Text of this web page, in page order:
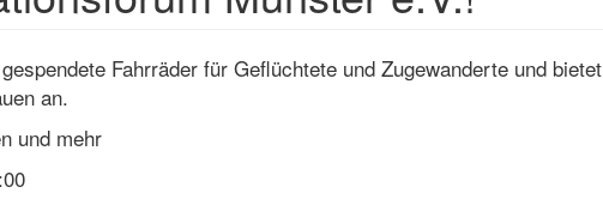
Fahrräder für Geflüchtete und Zugewanderte und bietet
an.
und mehr